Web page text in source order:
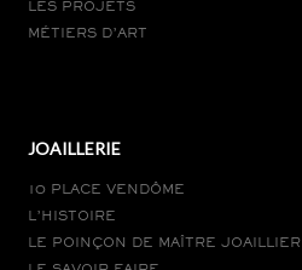
LES PROJETS
MÉTIERS D’ART
JOAILLERIE
10 PLACE VENDÔME
L’HISTOIRE
LE POINÇON DE MAÎTRE JOAILLIER